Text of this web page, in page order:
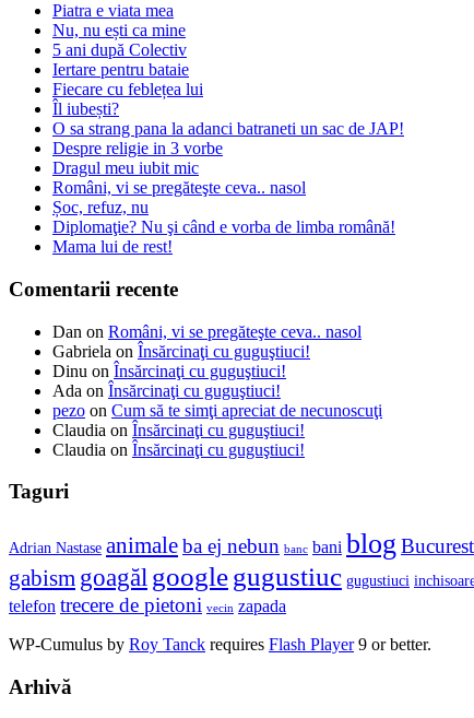
Piatra e viata mea
Nu, nu ești ca mine
5 ani după Colectiv
Iertare pentru bataie
Fiecare cu feblețea lui
Îl iubești?
O sa strang pana la adanci batraneti un sac de JAP!
Despre religie in 3 vorbe
Dragul meu iubit mic
Români, vi se pregăteşte ceva.. nasol
Șoc, refuz, nu
Diplomaţie? Nu şi când e vorba de limba română!
Mama lui de rest!
Comentarii recente
Dan on Români, vi se pregăteşte ceva.. nasol
Gabriela on Însărcinaţi cu guguştiuci!
Dinu on Însărcinaţi cu guguştiuci!
Ada on Însărcinaţi cu guguştiuci!
pezo on Cum să te simţi apreciat de necunoscuţi
Claudia on Însărcinaţi cu guguştiuci!
Claudia on Însărcinaţi cu guguştiuci!
Taguri
Adrian Nastase animaleba ej nebun banc bani blog
gabism goagăl googlegugustiuc gugustiuci
telefon trecere de pietoni vecin zapada
WP-Cumulus by Roy Tanck requires Flash Player9 or better.
Arhivă